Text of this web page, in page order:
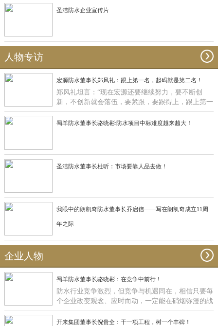
圣洁防水企业宣传片
人物专访
宏源防水董事长郑风礼：跟上第一名，起码就是第二名！
郑风礼坦言：“现在宏源还要继续努力，要不断创
新，不创新就会落伍，要紧跟，要跟得上，跟上第一
名，起码就是第二名了”。
蜀羊防水董事长骆晓彬:防水项目中标难度越来越大！
圣洁防水董事长杜昕：市场要靠人品去做！
我眼中的朗凯奇防水董事长乔启信——写在朗凯奇成立11周
年之际
企业人物
蜀羊防水董事长骆晓彬：在竞争中前行！
防水行业竞争激烈，但竞争与机遇同在，相信只要每
个企业改变观念、应时而动，一定能在硝烟弥漫的战
场获得一席之地，正如蜀羊防水：一直在竞争中前
行！
开来集团董事长倪贵全：干一项工程，树一个丰碑！